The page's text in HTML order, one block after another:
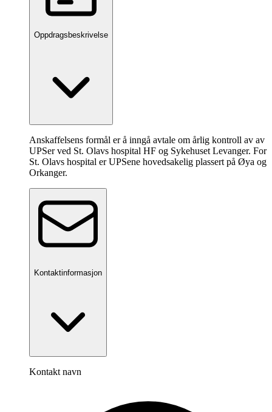
Oppdragsbeskrivelse
Anskaffelsens formål er å inngå avtale om årlig kontroll av av
UPSer ved St. Olavs hospital HF og Sykehuset Levanger. For
St. Olavs hospital er UPSene hovedsakelig plassert på Øya og
Orkanger.
Kontaktinformasjon
Kontakt navn